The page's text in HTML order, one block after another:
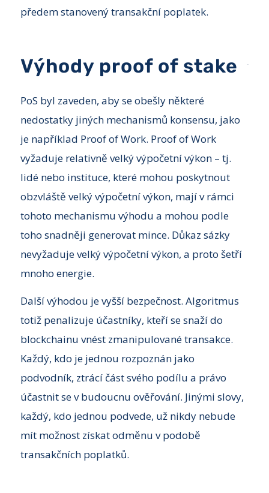
předem stanovený transakční poplatek.
Výhody proof of stake
PoS byl zaveden, aby se obešly některé
nedostatky jiných mechanismů konsensu, jako
je například Proof of Work. Proof of Work
vyžaduje relativně velký výpočetní výkon – tj.
lidé nebo instituce, které mohou poskytnout
obzvláště velký výpočetní výkon, mají v rámci
tohoto mechanismu výhodu a mohou podle
toho snadněji generovat mince. Důkaz sázky
nevyžaduje velký výpočetní výkon, a proto šetří
mnoho energie.
Další výhodou je vyšší bezpečnost. Algoritmus
totiž penalizuje účastníky, kteří se snaží do
blockchainu vnést zmanipulované transakce.
Každý, kdo je jednou rozpoznán jako
podvodník, ztrácí část svého podílu a právo
účastnit se v budoucnu ověřování. Jinými slovy,
každý, kdo jednou podvede, už nikdy nebude
mít možnost získat odměnu v podobě
transakčních poplatků.